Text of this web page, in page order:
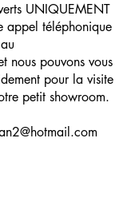
UNIQUEMENT
appel téléphonique
au
nous pouvons vous
pour la visite
petit showroom.